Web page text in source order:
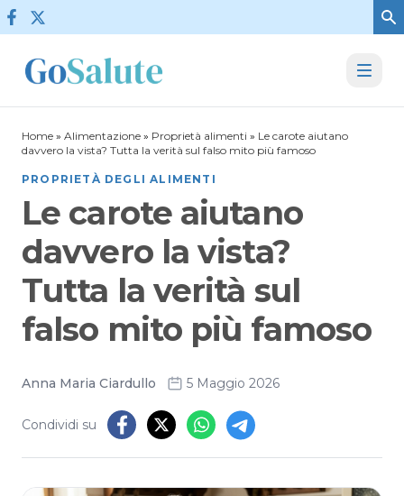
Vai al contenuto
Home » Alimentazione » Proprietà alimenti » Le carote aiutano
davvero la vista? Tutta la verità sul falso mito più famoso
PROPRIETÀ DEGLI ALIMENTI
Le carote aiutano
davvero la vista?
Tutta la verità sul
falso mito più famoso
Anna Maria Ciardullo 5 Maggio 2026
Condividi su